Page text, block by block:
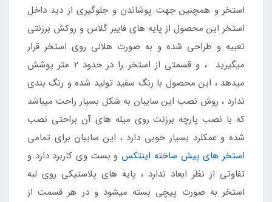
استخر و همچنین جهت پوشاندن و جلوگیری از دید داخل
استخر این محصول از پایه های فایبر گلاس و روکش برزنتی
تعبیه و طراحی شده و به صورت هلالی روی استخر قرار
میگیرید ، و قسمتی از استخر را در حدود ۲ متر پوشش
میدهد ، این محصول با رنگ سفید تولید شده و رنگ بندی
ندارد ، روش نصب این سایبان به شکل بسیار راحت میباشد
که با نصب پارچه برزنت روی میله های آن براحتی نصب
شده و عمکلرد بسیار خوبی دارد ، این سایبان برای تمامی
استخر های پیش ساخته اینتکس و بست وی کاربرد دارد و
تفاوتی از نظر ابعاد ندارد ، پایه های پلاستیکی روی لبه
استخر به صورت پیچی بسته میشود و در هر قسمت از